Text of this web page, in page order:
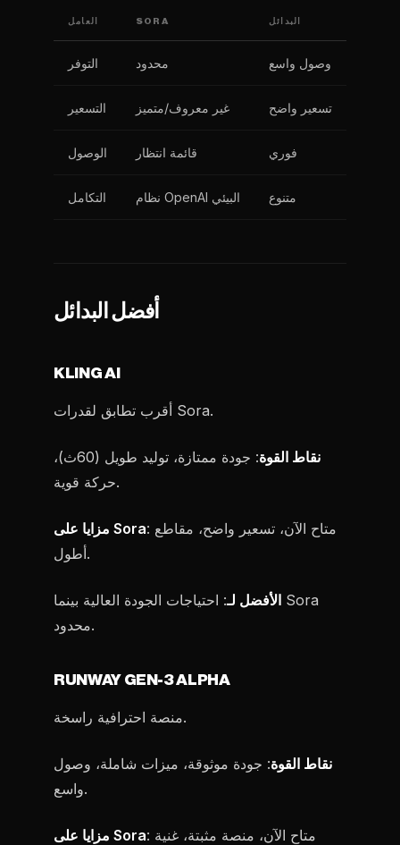
العامل SORA البدائل
التوفر محدود وصول واسع
التسعير غير معروف/متميز تسعير واضح
الوصول قائمة انتظار فوري
التكامل نظام OpenAI البيئي متنوع
أفضل البدائل
KLING AI
أقرب تطابق لقدرات Sora.
نقاط القوة
: جودة ممتازة، توليد طويل (60ث)،
حركة قوية.
مزايا على Sora: متاح الآن، تسعير واضح، مقاطع
أطول.
الأفضل لـ: احتياجات الجودة العالية بينما Sora
محدود.
RUNWAY GEN-3 ALPHA
منصة احترافية راسخة.
نقاط القوة: جودة موثوقة، ميزات شاملة، وصول
واسع.
مزايا على Sora: متاح الآن، منصة مثبتة، غنية